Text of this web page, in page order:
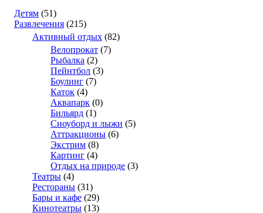
Детям (51)
Развлечения (215)
Активный отдых (82)
Велопрокат (7)
Рыбалка (2)
Пейнтбол (3)
Боулинг (7)
Каток (4)
Аквапарк (0)
Бильярд (1)
Сноуборд и лыжи (5)
Аттракционы (6)
Экстрим (8)
Картинг (4)
Отдых на природе (3)
Театры (4)
Рестораны (31)
Бары и кафе (29)
Кинотеатры (13)